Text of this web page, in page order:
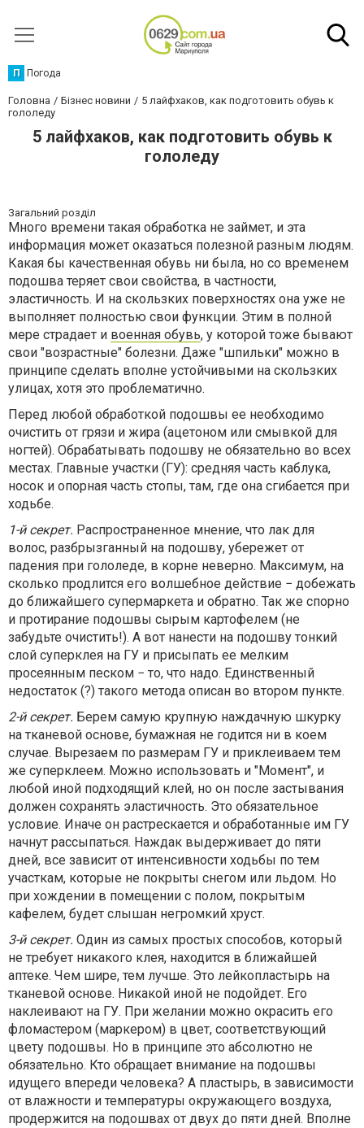
П Погода
Головна Бізнес новини
5 лайфхаков, как подготовить обувь к
гололеду
5 лайфхаков, как подготовить обувь к
гололеду
Загальний розділ
Много времени такая обработка не займет, и эта
информация может оказаться полезной разным людям.
Какая бы качественная обувь ни была, но со временем
подошва теряет свои свойства, в частности,
эластичность. И на скользких поверхностях она уже не
выполняет полностью свои функции. Этим в полной
мере страдает и военная обувь, у которой тоже бывают
свои ″возрастные″ болезни. Даже ″шпильки″ можно в
принципе сделать вполне устойчивыми на скользких
улицах, хотя это проблематично.
Перед любой обработкой подошвы ее необходимо
очистить от грязи и жира (ацетоном или смывкой для
ногтей). Обрабатывать подошву не обязательно во всех
местах. Главные участки (ГУ): средняя часть каблука,
носок и опорная часть стопы, там, где она сгибается при
ходьбе.
1-й секрет. Распространенное мнение, что лак для
волос, разбрызганный на подошву, убережет от
падения при гололеде, в корне неверно. Максимум, на
сколько продлится его волшебное действие − добежать
до ближайшего супермаркета и обратно. Так же спорно
и протирание подошвы сырым картофелем (не
забудьте очистить!). А вот нанести на подошву тонкий
слой суперклея на ГУ и присыпать ее мелким
просеянным песком − то, что надо. Единственный
недостаток (?) такого метода описан во втором пункте.
2-й секрет. Берем самую крупную наждачную шкурку
на тканевой основе, бумажная не годится ни в коем
случае. Вырезаем по размерам ГУ и приклеиваем тем
же суперклеем. Можно использовать и ″Момент″, и
любой иной подходящий клей, но он после застывания
должен сохранять эластичность. Это обязательное
условие. Иначе он растрескается и обработанные им ГУ
начнут рассыпаться. Наждак выдерживает до пяти
дней, все зависит от интенсивности ходьбы по тем
участкам, которые не покрыты снегом или льдом. Но
при хождении в помещении с полом, покрытым
кафелем, будет слышан негромкий хруст.
3-й секрет. Один из самых простых способов, который
не требует никакого клея, находится в ближайшей
аптеке. Чем шире, тем лучше. Это лейкопластырь на
тканевой основе. Никакой иной не подойдет. Его
наклеивают на ГУ. При желании можно окрасить его
фломастером (маркером) в цвет, соответствующий
цвету подошвы. Но в принципе это абсолютно не
обязательно. Кто обращает внимание на подошвы
идущего впереди человека? А пластырь, в зависимости
от влажности и температуры окружающего воздуха,
продержится на подошвах от двух до пяти дней. Вполне